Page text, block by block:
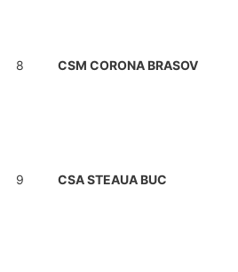
8 CSM CORONA BRASOV
9 CSA STEAUA BUC